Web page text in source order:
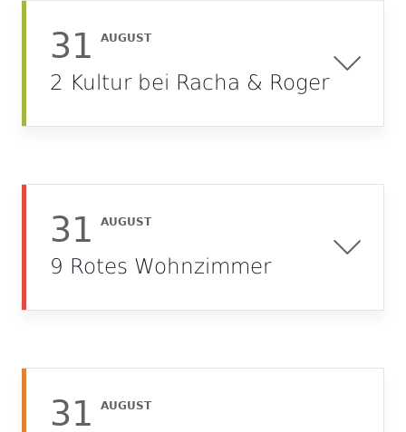
31 AUGUST
2 Kultur bei Racha & Roger
31 AUGUST
9 Rotes Wohnzimmer
31 AUGUST